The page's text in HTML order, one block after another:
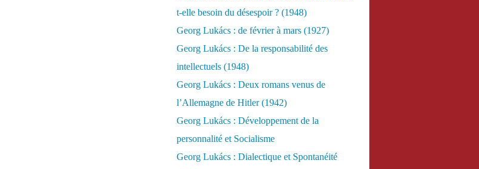
t-elle besoin du désespoir ? (1948)
Georg Lukács : de février à mars (1927)
Georg Lukács : De la responsabilité des
intellectuels (1948)
Georg Lukács : Deux romans venus de
l’Allemagne de Hitler (1942)
Georg Lukács : Développement de la
personnalité et Socialisme
Georg Lukács : Dialectique et Spontanéité